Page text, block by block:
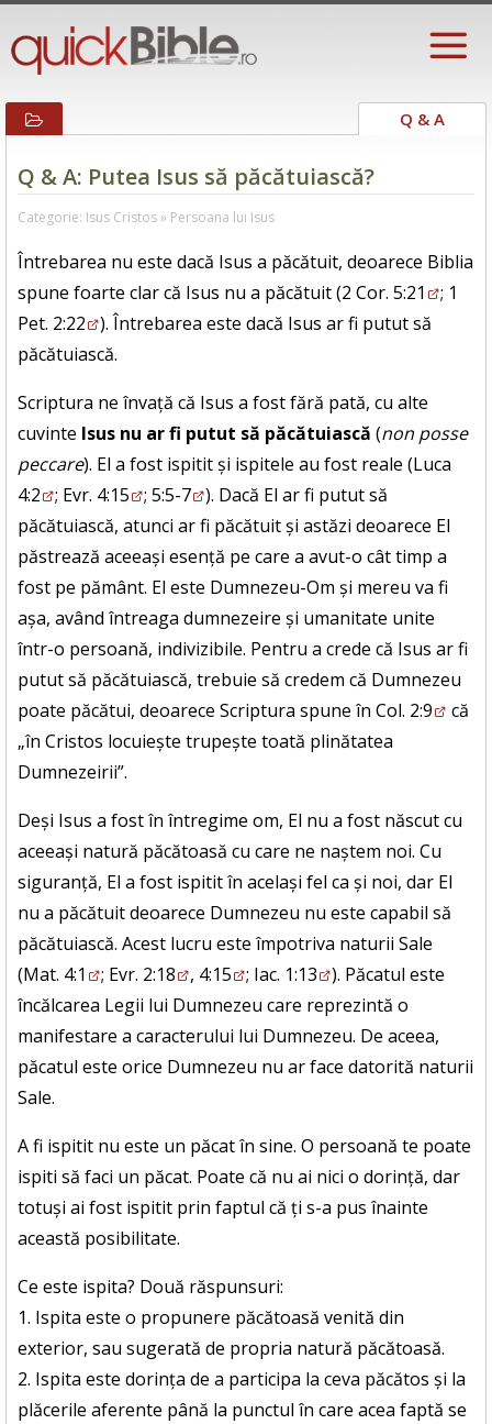
Q & A
Q & A: Putea Isus să păcătuiască?
Categorie: Isus Cristos » Persoana lui Isus
Întrebarea nu este dacă Isus a păcătuit, deoarece Biblia
spune foarte clar că Isus nu a păcătuit (2 Cor. 5:21 ; 1
Pet. 2:22
). Întrebarea este dacă Isus ar fi putut să
păcătuiască.
Scriptura ne învață că Isus a fost fără pată, cu alte
cuvinte Isus nu ar fi putut să păcătuiască (non posse
peccare). El a fost ispitit și ispitele au fost reale (Luca
4:2
; Evr. 4:15 ; 5:5-7 ). Dacă El ar fi putut să
păcătuiască, atunci ar fi păcătuit și astăzi deoarece El
păstrează aceeași esență pe care a avut-o cât timp a
fost pe pământ. El este Dumnezeu-Om și mereu va fi
așa, având întreaga dumnezeire și umanitate unite
într-o persoană, indivizibile. Pentru a crede că Isus ar fi
putut să păcătuiască, trebuie să credem că Dumnezeu
poate păcătui, deoarece Scriptura spune în Col. 2:9
că
„în Cristos locuiește trupește toată plinătatea
Dumnezeirii”.
Deși Isus a fost în întregime om, El nu a fost născut cu
aceeași natură păcătoasă cu care ne naștem noi. Cu
siguranță, El a fost ispitit în același fel ca și noi, dar El
nu a păcătuit deoarece Dumnezeu nu este capabil să
păcătuiască. Acest lucru este împotriva naturii Sale
(Mat. 4:1 ; Evr. 2:18 , 4:15 ; Iac. 1:13
). Păcatul este
încălcarea Legii lui Dumnezeu care reprezintă o
manifestare a caracterului lui Dumnezeu. De aceea,
păcatul este orice Dumnezeu nu ar face datorită naturii
Sale.
A fi ispitit nu este un păcat în sine. O persoană te poate
ispiti să faci un păcat. Poate că nu ai nici o dorință, dar
totuși ai fost ispitit prin faptul că ți s-a pus înainte
această posibilitate.
Ce este ispita? Două răspunsuri:
1. Ispita este o propunere păcătoasă venită din
exterior, sau sugerată de propria natură păcătoasă.
2. Ispita este dorința de a participa la ceva păcătos și la
plăcerile aferente până la punctul în care acea faptă se